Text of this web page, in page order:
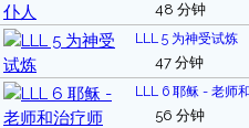
48 分钟
LLL 5 为神受试炼
47 分钟
LLL 6 耶稣 - 老师
56 分钟